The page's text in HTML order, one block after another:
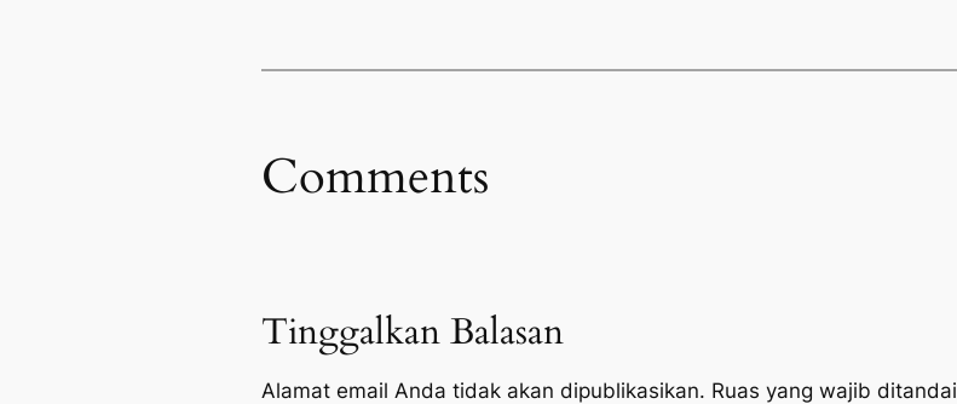
Comments
Tinggalkan Balasan
Alamat email Anda tidak akan dipublikasikan. Ruas yang wajib ditandai